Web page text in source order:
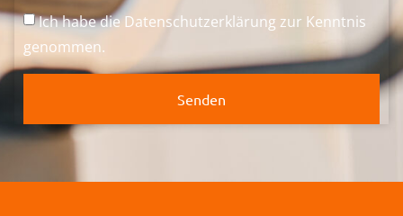
Ich habe dieDatenschutzerklärung zur Kenntnis
genommen.
Senden